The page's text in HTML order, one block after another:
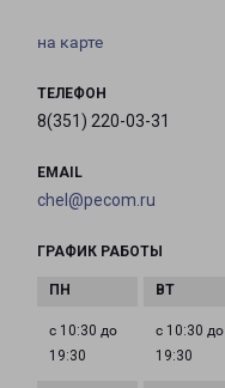
на карте
ТЕЛЕФОН
8(351) 220-03-31
EMAIL
chel@pecom.ru
ГРАФИК РАБОТЫ
с 10:30 до
19:30
с 10:30 до
19:30